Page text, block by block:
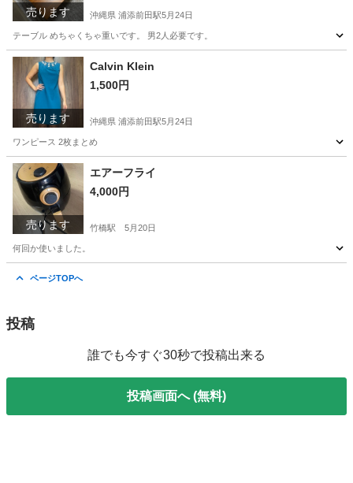
売ります 沖縄県 浦添前田駅5月24日
テーブル めちゃくちゃ重いです。 男2人必要です。
沖縄 中頭郡
売ります
Calvin Klein
1,500円
沖縄県 浦添前田駅5月24日
ワンピース 2枚まとめ
沖縄 中頭郡 浦添前田駅
売ります
エアーフライ
4,000円
竹橋駅 5月20日
何回か使いました。
ページTOPへ
投稿
誰でも今すぐ30秒で投稿出来る
投稿画面へ (無料)